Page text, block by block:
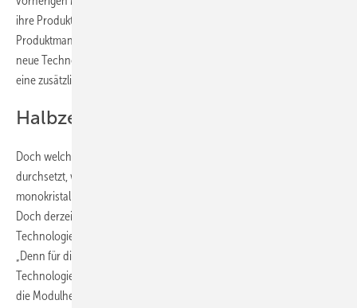
ihre Produktionslinien einfügen“, weiß Thomas Bartsch, Leiter des
Produktmanagments bei IBC Solar. „Dadurch wird der Umstieg auf die
neue Technologie relativ einfach möglich. Schließlich geht es nur um
eine zusätzliche Behandlung der Waferoberfläche.“
Halbzellen sind Standard
Doch welche dieser Technologien sich schließlich am Markt
durchsetzt, wird sich zeigen. IBC Solar hat zwar auch Module mit
monokristallinen PERC-Zellen und Heterojunctionmodule im Portfolio.
Doch derzeit setzt das Unternehmen verstärkt auf die Topcon-
Technologie, da sie in der Massenfertigung gerade die Nase vorn hat.
„Denn für die Zellhersteller ist der Umstieg auf die Heterojunction-
Technologie ein größerer Aufwand als die Topcon-Technologie. Für
die Modulhersteller ist dies weniger eine Herausforderung“, erklärt